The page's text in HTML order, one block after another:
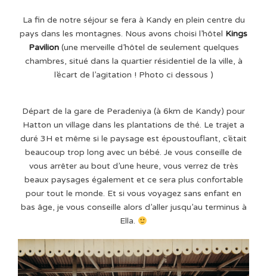
La fin de notre séjour se fera à Kandy en plein centre du
pays dans les montagnes. Nous avons choisi l’hôtel Kings
Pavilion(une merveille d’hôtel de seulement quelques
chambres, situé dans la quartier résidentiel de la ville, à
l’écart de l’agitation ! Photo ci dessous )
Départ de la gare de Peradeniya (à 6km de Kandy) pour
Hatton un village dans les plantations de thé. Le trajet a
duré 3H et même si le paysage est époustouflant, c’était
beaucoup trop long avec un bébé. Je vous conseille de
vous arrêter au bout d’une heure, vous verrez de très
beaux paysages également et ce sera plus confortable
pour tout le monde. Et si vous voyagez sans enfant en
bas âge, je vous conseille alors d’aller jusqu’au terminus à
Ella.